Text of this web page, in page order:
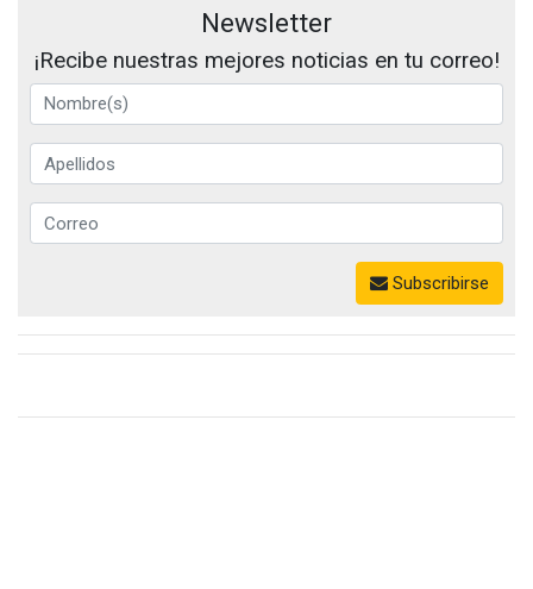
Newsletter
¡Recibe nuestras mejores noticias en tu correo!
Subscribirse